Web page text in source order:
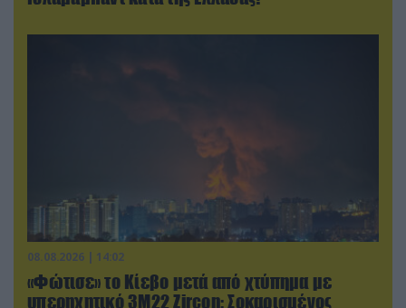
08.08.2026 | 14:02
«Φώτισε» το Κίεβο μετά από χτύπημα με
υπερηχητικό 3M22 Zircon: Σοκαρισμένος